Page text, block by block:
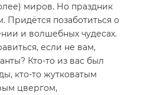
миров. Но праздник
Придётся позаботиться о
и волшебных чудесах.
если не вам,
Кто-то из вас был
кто-то жутковатым
цвергом,